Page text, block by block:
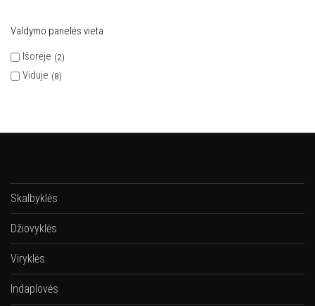
Valdymo panelės vieta
Išorėje
2
Viduje 8
Skalbyklės
Džiovyklės
Viryklės
Indaplovės